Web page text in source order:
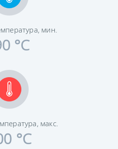
мин.
°C
макс.
°C